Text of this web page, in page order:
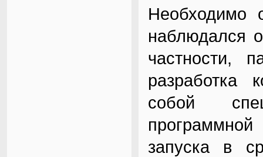
Необходимо
наблюдался
частности,
разработка
собой
запуска в